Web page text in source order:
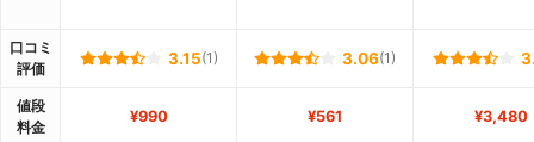
口コミ
評価
3.15(1) 3.06(1)
値段
料金
¥990 ¥561 ¥3,480